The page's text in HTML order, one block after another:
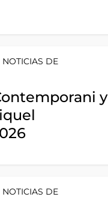
NOTICIAS DE
y
NOTICIAS DE